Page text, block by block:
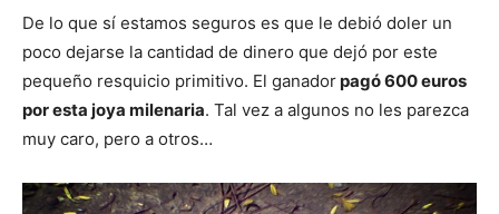
De lo que sí estamos seguros es que le debió doler un
poco dejarse la cantidad de dinero que dejó por este
pequeño resquicio primitivo. El ganadorpagó 600 euros
por esta joya milenaria. Tal vez a algunos no les parezca
muy caro, pero a otros…